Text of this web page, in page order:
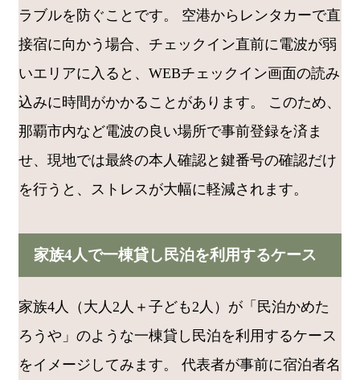
ラブルを防ぐことです。 空港からレンタカーで直
接宿に向かう場合、チェックイン直前に電波が弱
いエリアに入ると、WEBチェックイン画面の読み
込みに時間がかかることがあります。 このため、
那覇市内など電波の良い場所で事前登録を済ま
せ、現地では最終の本人確認と鍵番号の確認だけ
を行うと、ストレスが大幅に軽減されます。
家族4人で一棟貸し民泊を利用するケース
家族4人（大人2人＋子ども2人）が「民泊かめた
ろうや」のような一棟貸し民泊を利用するケース
をイメージしてみます。 代表者が事前に宿泊者名